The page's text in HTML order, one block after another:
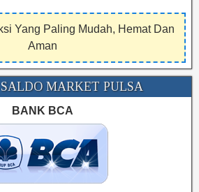
Yang Paling Mudah, Hemat Dan
Aman
MARKET PULSA
BANK BCA